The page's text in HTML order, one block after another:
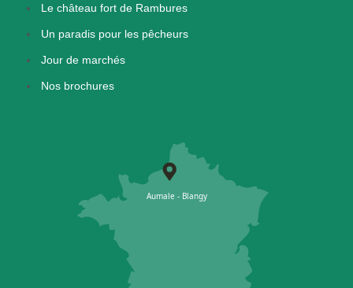
Le château fort de Rambures
Un paradis pour les pêcheurs
Jour de marchés
Nos brochures